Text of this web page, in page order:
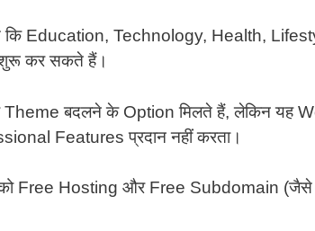
कि Education, Technology, Health,
शुरू कर सकते हैं।
बदलने के Option मिलते हैं, लेकिन यह
Features प्रदान नहीं करता।
Free Hosting और Free Subdomain (जैसे